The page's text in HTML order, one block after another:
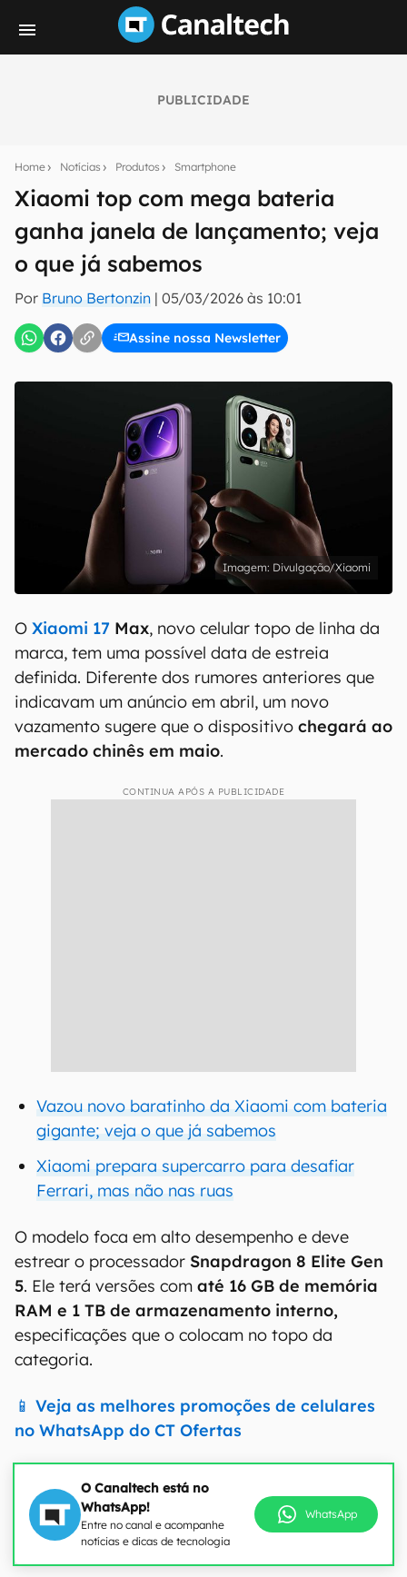
PUBLICIDADE
Home Notícias Produtos Smartphone
Xiaomi top com mega bateria
ganha janela de lançamento; veja
o que já sabemos
Por Bruno Bertonzin | 05/03/2026 às 10:01
Assine nossa Newsletter
notícias e reviews sobre tecnologia em primeira
E-mail
inscreva-se
Uso e Política de Privacidade do Canaltech.
Divulgação/Xiaomi
O Xiaomi 17 Max, novo celular topo de linha da
marca, tem uma possível data de estreia
definida. Diferente dos rumores anteriores que
indicavam um anúncio em abril, um novo
vazamento sugere que o dispositivo chegará ao
mercado chinês em maio.
CONTINUA APÓS A PUBLICIDADE
Vazou novo baratinho da Xiaomi com bateria
gigante; veja o que já sabemos
Xiaomi prepara supercarro para desafiar
Ferrari, mas não nas ruas
O modelo foca em alto desempenho e deve
estrear o processador Snapdragon 8 Elite Gen
5. Ele terá versões com até 16 GB de memória
RAM e 1 TB de armazenamento interno,
especificações que o colocam no topo da
categoria.
📱 Veja as melhores promoções de celulares
no WhatsApp do CT Ofertas
O Canaltech está no
WhatsApp!
Entre no canal e acompanhe
notícias e dicas de tecnologia
WhatsApp